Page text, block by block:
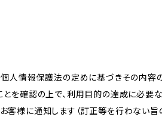
人情報保護法の定めに基づきその内容
とを確認の上で、利用目的の達成に必要
客様に通知します（訂正等を行わない旨